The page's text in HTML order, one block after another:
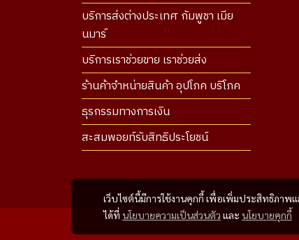
เว็บไซต์นี้มีการใช้งานคุกกี้ เพื่อเพิ่มประสิทธิภาพ
ได้ที่ นโยบายความเป็นส่วนตัว และ นโยบายคุกกี้
บริการส่งต่างประเทศ กัมพูชา เมีย
นมาร์
บริการเราช่วยขาย เราช่วยส่ง
ร้านค้าจำหน่ายสินค้า อุปโภค บริโภค
ธุรกรรมทางการเงิน
สะสมพอยท์รับสิทธิประโยชน์